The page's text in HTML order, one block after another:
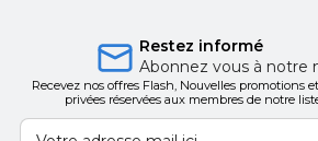
Restez informé
Abonnez vous à notre
Recevez nos offres Flash, Nouvelles promotions
privées réservées aux membres de notre